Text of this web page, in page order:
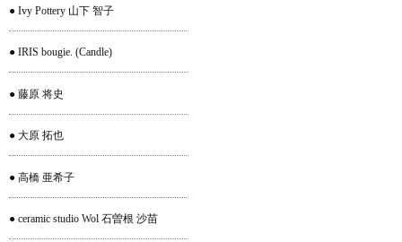
● Ivy Pottery 山下 智子
● IRIS bougie. (Candle)
● 藤原 将史
● 大原 拓也
● 高橋 亜希子
● ceramic studio Wol 石曽根 沙苗